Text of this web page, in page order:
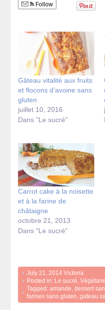
Follow
Gâteau vitalité aux fruits
et flocons d’avoine sans
gluten
juillet 10, 2016
Dans "Le sucré"
Carrot cake à la noisette
et à la farine de
châtaigne
octobre 21, 2013
Dans "Le sucré"
July 21, 2014 Victoria
Posted in:
Le sucré ,
Tagged:amande ,dessert
farines sans gluten ,gateau